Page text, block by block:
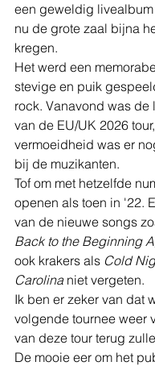
een geweldig
nu de grote zaal bijna
kregen.
Het werd een
stevige en puik
rock. Vanavond was de
van de EU/UK 2026
vermoeidheid was er
bij de muzikanten.
Tof om met hetzelfde
openen als toen in '22.
van de nieuwe songs
Back to the Beginning
ook krakers als Cold
Carolina niet vergeten.
Ik ben er zeker van dat
volgende tournee weer
van deze tour terug
De mooie eer om het